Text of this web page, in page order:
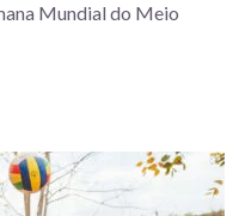
Mundial do Meio